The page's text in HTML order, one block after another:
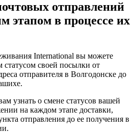
отправлений
этапом в процессе их
International вы можете
статусом своей посылки от
отправителя в Волгодонске до
узнать о смене статусов вашей
на каждом этапе доставки,
отправления до ее получения в